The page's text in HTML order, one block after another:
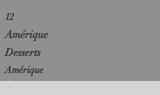
12
Amérique
Desserts
Amérique